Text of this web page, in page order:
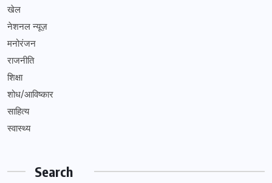
खेल
नेशनल न्यूज़
मनोरंजन
राजनीति
शिक्षा
शोध/आविष्कार
साहित्य
स्वास्थ्य
Search